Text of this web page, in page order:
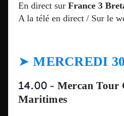
En direct sur France 3
A la télé en direct / Sur le
➤MERCREDI
14.00 - Mercan Tour
Maritimes